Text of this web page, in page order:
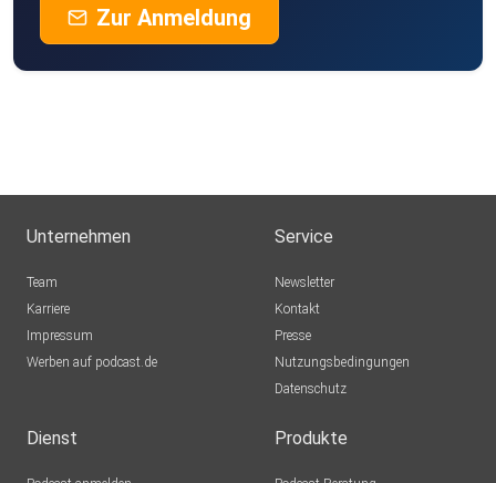
Zur Anmeldung
Unternehmen
Team
Karriere
Impressum
Werben auf podcast.de
Service
Newsletter
Kontakt
Presse
Nutzungsbedingungen
Datenschutz
Dienst Produkte